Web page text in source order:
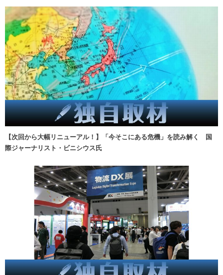
【次回から大幅リニューアル！】「今そこにある危機」を読み解く 国
際ジャーナリスト・ビニシウス氏